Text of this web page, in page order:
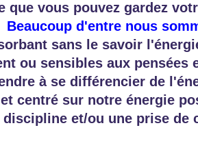
que vous pouvez gardez
Beaucoup d'entre nous
sans le savoir
ou sensibles aux pensées
à se différencier de
centré sur notre énergie
et/ou une prise de